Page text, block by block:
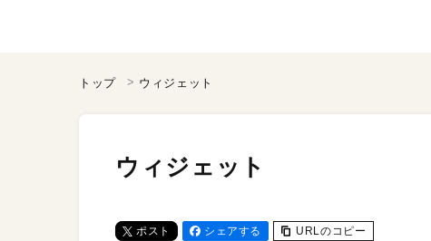
トップ ウィジェット
ウィジェット
ポスト シェアする URLのコピー